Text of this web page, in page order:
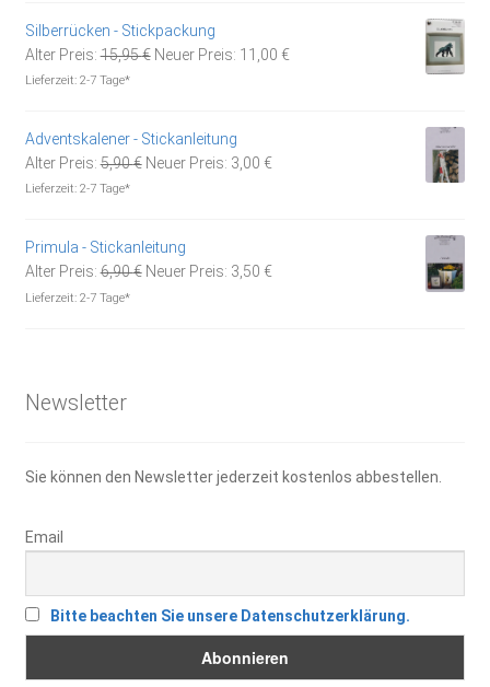
Silberrücken - Stickpackung
Alter Preis: 15,95€ Ursprünglicher
Neuer Preis: 11,00 €Aktueller
Lieferzeit: 2-7 Tage*
Adventskalener - Stickanleitung
Alter Preis: 5,90€ Ursprünglicher
Neuer Preis: 3,00 €Aktueller
Lieferzeit: 2-7 Tage*
Primula - Stickanleitung
Alter Preis: 6,90€ Ursprünglicher
Neuer Preis: 3,50 €Aktueller
Lieferzeit: 2-7 Tage*
Newsletter
Sie können den Newsletter jederzeit kostenlos abbestellen.
Email
Bitte beachten Sie unsere Datenschutzerklärung.